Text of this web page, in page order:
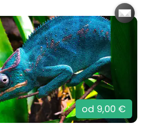
od 9,00 €